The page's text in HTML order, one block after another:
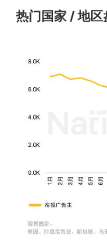
热门国家 / 地